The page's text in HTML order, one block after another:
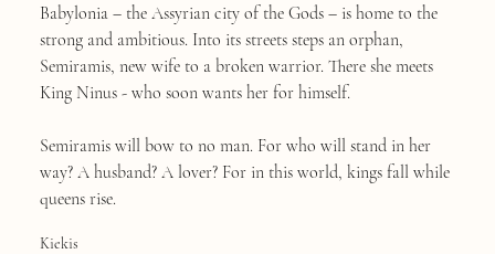
Babylonia – the Assyrian city of the Gods – is home to the
strong and ambitious. Into its streets steps an orphan,
Semiramis, new wife to a broken warrior. There she meets
King Ninus - who soon wants her for himself.
Semiramis will bow to no man. For who will stand in her
way? A husband? A lover? For in this world, kings fall while
queens rise.
Kiekis